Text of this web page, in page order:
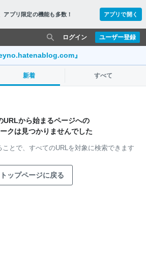
アプリ限定の機能も多数！ アプリで開く
ユーザー登録
ログイン
』
新着 すべて
URLから始まるページへの
クは見つかりませんでした
とで、 すべてのURLを対象に検索できます
トップページに戻る